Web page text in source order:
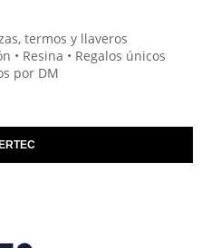
termos y llaveros
• Resina • Regalos únicos
por DM